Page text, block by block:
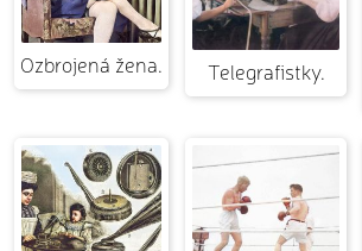
Ozbrojená žena. Telegrafistky.